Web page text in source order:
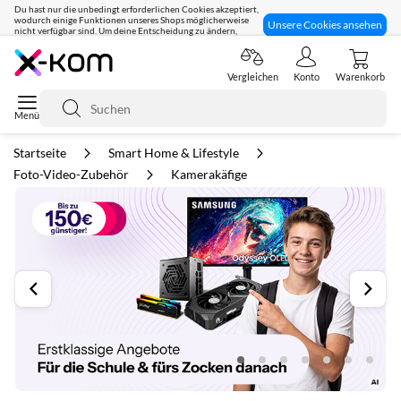
Du hast nur die unbedingt erforderlichen Cookies akzeptiert,
wodurch einige Funktionen unseres Shops möglicherweise
nicht verfügbar sind. Um deine Entscheidung zu ändern,
Unsere Cookies ansehen
Seit 8 Jahren für dich da!
Suche
Vergleichen Konto Warenkorb
Startseite
Smart Home & Lifestyle
Foto-Video-Zubehör
Kamerakäfige